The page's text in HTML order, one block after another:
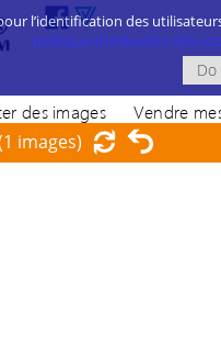
des images Vendre
images)
l’identification des
politique d’utilisation des